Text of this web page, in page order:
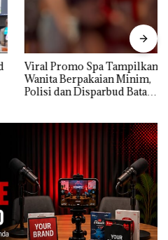
Viral Promo Spa Tampilkan
Wanita Berpakaian Minim,
Polisi dan Disparbud Batam